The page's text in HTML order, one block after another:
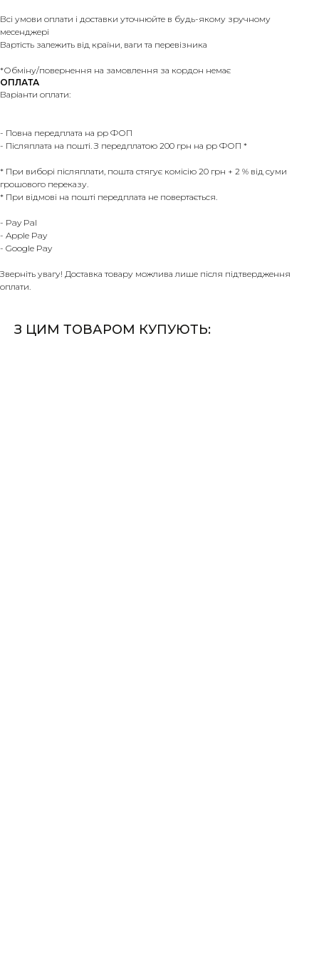
Всі умови оплати і доставки уточнюйте в будь-якому зручному
месенджері
Вартість залежить від країни, ваги та перевізника
*Обміну/повернення на замовлення за кордон немає
ОПЛАТА
Варіанти оплати:
- Повна передплата на рр ФОП
- Післяплата на пошті. З передплатою 200 грн на рр ФОП *
* При виборі післяплати, пошта стягує комісію 20 грн + 2 % від суми
грошового переказу.
* При відмові на пошті передплата не повертається.
- Pay Pal
- Apple Pay
- Google Pay
Зверніть увагу! Доставка товару можлива лише після підтвердження
оплати.
З ЦИМ ТОВАРОМ КУПУЮТЬ: